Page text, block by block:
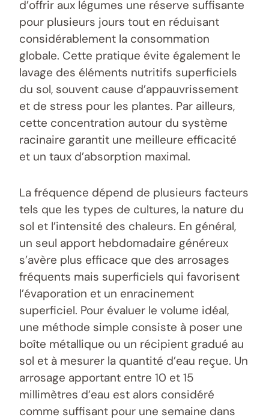
d’offrir aux légumes une réserve suffisante
pour plusieurs jours tout en réduisant
considérablement la consommation
globale. Cette pratique évite également le
lavage des éléments nutritifs superficiels
du sol, souvent cause d’appauvrissement
et de stress pour les plantes. Par ailleurs,
cette concentration autour du système
racinaire garantit une meilleure efficacité
et un taux d’absorption maximal.
La fréquence dépend de plusieurs facteurs
tels que les types de cultures, la nature du
sol et l’intensité des chaleurs. En général,
un seul apport hebdomadaire généreux
s’avère plus efficace que des arrosages
fréquents mais superficiels qui favorisent
l’évaporation et un enracinement
superficiel. Pour évaluer le volume idéal,
une méthode simple consiste à poser une
boîte métallique ou un récipient gradué au
sol et à mesurer la quantité d’eau reçue. Un
arrosage apportant entre 10 et 15
millimètres d’eau est alors considéré
comme suffisant pour une semaine dans